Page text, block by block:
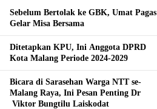
Sebelum Bertolak ke GBK, Umat Pagas
Gelar Misa Bersama
Ditetapkan KPU, Ini Anggota DPRD
Kota Malang Periode 2024-2029
Bicara di Sarasehan Warga NTT se-
Malang Raya, Ini Pesan Penting Dr
Viktor Bungtilu Laiskodat